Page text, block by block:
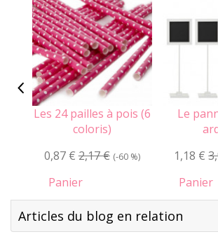
Les 24 pailles à pois (6
coloris)
0,87 € 2,17 € (-60 %)
Panier
Le
1,18 €
Panier
Articles du blog en relation